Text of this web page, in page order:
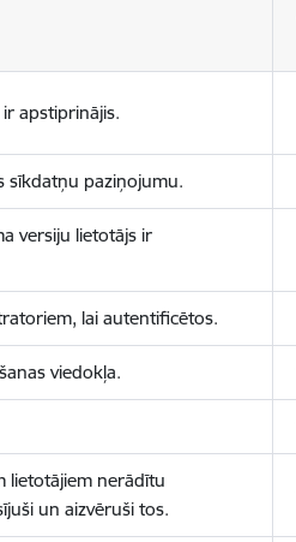
apstiprinājis.
sīkdatņu paziņojumu.
versiju lietotājs ir
lai autentificētos.
viedokļa.
lietotājiem nerādītu
un aizvēruši tos.